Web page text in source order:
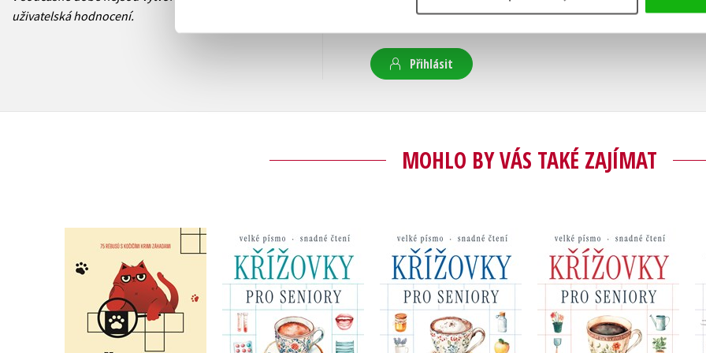
uživatelská hodnocení.
Přihlásit
MOHLO BY VÁS TAKÉ ZAJÍMAT
Mňaudoku: 75 rébusů s
kočičími krimi
záhadami
Gareth Moore
,
Michaela Tylová
,
Laura Jane Ayres
Křížovky pro seniory -
Vtipy z ordinace
Kolektiv
Křížovky pro seniory -
Rady našich babiček
Kolektiv
Křížovky pro seniory -
Pokojové rostliny
Kolektiv